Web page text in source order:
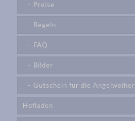
Preise
Regeln
FAQ
Bilder
Gutschein für die Angelweiher
Hofladen